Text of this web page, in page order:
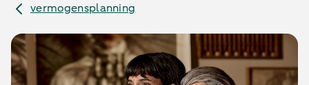
vermogensplanning